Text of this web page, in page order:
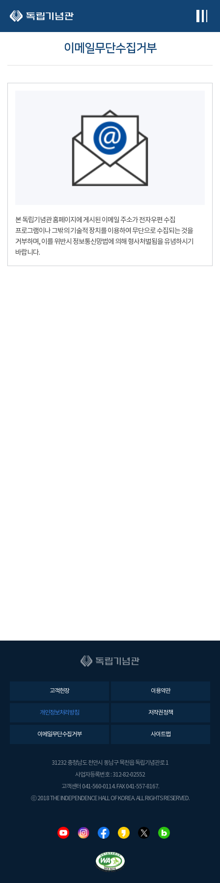
이메일무단수집거부
본 독립기념관 홈페이지에 게시된 이메일 주소가 전자우편 수집
프로그램이나 그밖의 기술적 장치를 이용하여 무단으로 수집되는 것을
거부하며, 이를 위반시 정보통신망법에 의해 형사처벌됨을 유념하시기
바랍니다.
고객헌장 이용약관
개인정보처리방침 저작권정책
이메일무단수집거부 사이트맵
31232 충청남도 천안시 동남구 목천읍 독립기념관로 1
사업자등록번호 : 312-82-02552
고객센터 041-560-0114. FAX 041-557-8167.
ⓒ 2018 THE INDEPENDENCE HALL OF KOREA. ALL RIGHTS RESERVED.